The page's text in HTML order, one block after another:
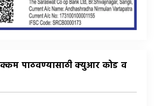
पाठवण्यासाठी क्युआर कोड व